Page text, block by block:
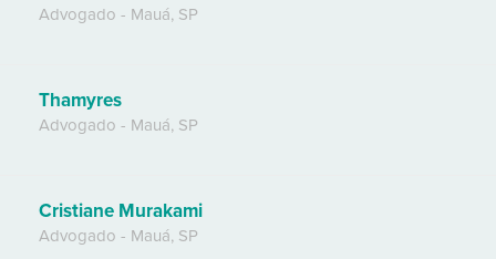
Advogado - Mauá, SP
Thamyres
Advogado - Mauá, SP
Cristiane Murakami
Advogado - Mauá, SP